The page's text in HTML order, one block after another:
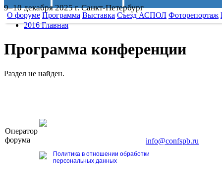
9–10 декабря 2025 г. Санкт-Петербург
О форуме Программа Выставка Съезд АСПОЛ Фоторепортаж
2016 Главная
Программа конференции
Раздел не найден.
Оператор
форума
info@confspb.ru
Политика в отношении обработки
персональных данных